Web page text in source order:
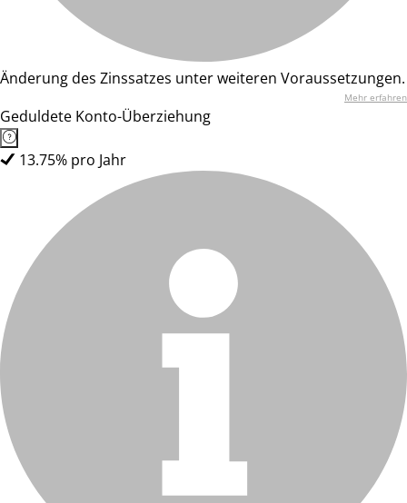
Änderung des Zinssatzes unter weiteren Voraussetzungen.
Mehr erfahren
Geduldete Konto-Überziehung
13.75% pro Jahr